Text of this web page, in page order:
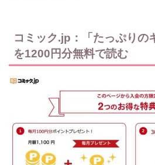
コミック.jp：「たっぷりの
を1200円分無料で読む